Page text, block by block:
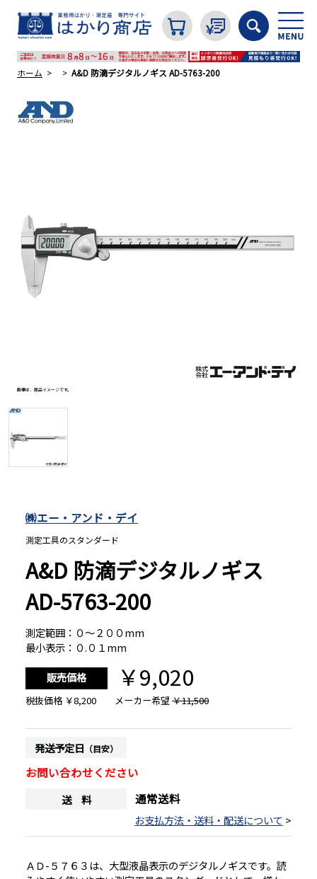
分銅
温度計・湿度計
濃度・環境測定
ホーム A&D 防滴デジタルノギス AD-5763-200
画像は、商品イメージです。
㈱エー・アンド・デイ
測定工具のスタンダード
A&D 防滴デジタルノギス
AD-5763-200
測定範囲：０〜２００mm
最小表示：０.０１mm
販売価格 ￥9,020
税抜価格 ￥8,200 メーカー希望￥11,500
発送予定日 （目安）
お問い合わせください
送 料 通常送料
お支払方法・送料・配送について >
ＡＤ-５７６３は、大型液晶表示のデジタルノギスです。読